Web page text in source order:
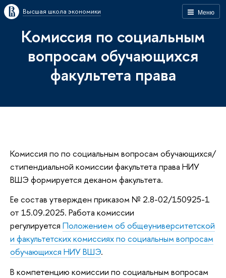
Меню
Высшая школа экономики
Комиссия по социальным
вопросам обучающихся
факультета права
Комиссия по по социальным вопросам обучающихся/
стипендиальной комиссии факультета права НИУ
ВШЭ формируется деканом факультета.
Ее состав утвержден приказом № 2.8-02/150925-1
от 15.09.2025. Работа комиссии
регулируется Положением об общеуниверситетской
и факультетских комиссиях по социальным вопросам
обучающихся НИУ ВШЭ.
В компетенцию комиссии по социальным вопросам